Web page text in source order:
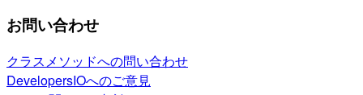
お問い合わせ
クラスメソッドへの問い合わせ
DevelopersIOへのご意見